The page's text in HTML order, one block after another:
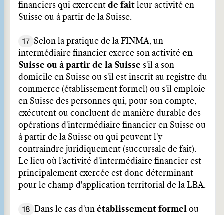
financiers qui exercent de fait leur activité en
Suisse ou à partir de la Suisse.
17 Selon la pratique de la FINMA, un
intermédiaire financier exerce son activité en
Suisse ou à partir de la Suisse s'il a son
domicile en Suisse ou s'il est inscrit au registre du
commerce (établissement formel) ou s'il emploie
en Suisse des personnes qui, pour son compte,
exécutent ou concluent de manière durable des
opérations d'intermédiaire financier en Suisse ou
à partir de la Suisse ou qui peuvent l'y
contraindre juridiquement (succursale de fait).
Le lieu où l'activité d'intermédiaire financier est
principalement exercée est donc déterminant
pour le champ d'application territorial de la LBA.
18 Dans le cas d'un établissement formel ou